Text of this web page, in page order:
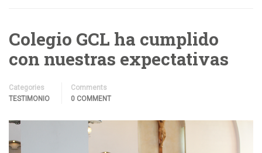
Colegio GCL ha cumplido
con nuestras expectativas
Categories
TESTIMONIO
Comments
0 COMMENT